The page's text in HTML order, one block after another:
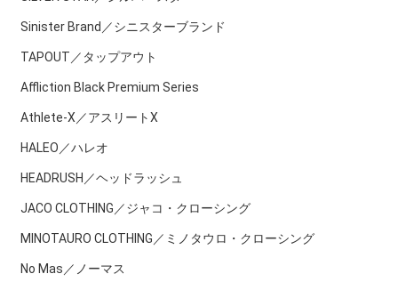
Sinister Brand／シニスターブランド
TAPOUT／タップアウト
Affliction Black Premium Series
Athlete-X／アスリートX
HALEO／ハレオ
HEADRUSH／ヘッドラッシュ
JACO CLOTHING／ジャコ・クローシング
MINOTAURO CLOTHING／ミノタウロ・クローシング
No Mas／ノーマス